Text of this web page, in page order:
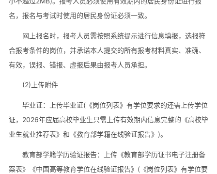
名，报名与考试时使用的居民身份证必须一致。
网上报名时，报考人员需按照系统提示进行信息填报，选报符
合报考条件的岗位，并承诺本人提交的所有报考材料真实、准确、
有效，误报、错报、虚报后果由报考人员承担。
(2)上传附件
毕业证：上传毕业证(《岗位列表》有学位要求的还需上传学位
证，2026年应届高校毕业生只需上传有效期内信息完整的《高校毕
业生就业推荐表》和《教育部学籍在线验证报告》)。
教育部学籍学历验证报告：上传《教育部学历证书电子注册备
案表》《中国高等教育学位在线验证报告》(《岗位列表》有学位要